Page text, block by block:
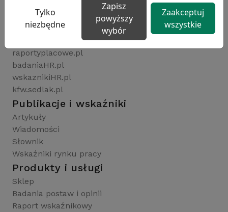
Rynekpracy.pl
sedlak.pl
raportyplacowe.pl
badaniaHR.pl
wskaznikiHR.pl
kfw.sedlak.pl
Publikacje i wskaźniki
Artykuły
Wiadomości
Słownik
Wskaźniki rynku pracy
Produkty i usługi
Sklep
Badania postaw i opinii
Raport wskaźnikowy
Tylko
niezbędne
Zapisz
powyższy
wybór
Zaakceptuj
wszystkie